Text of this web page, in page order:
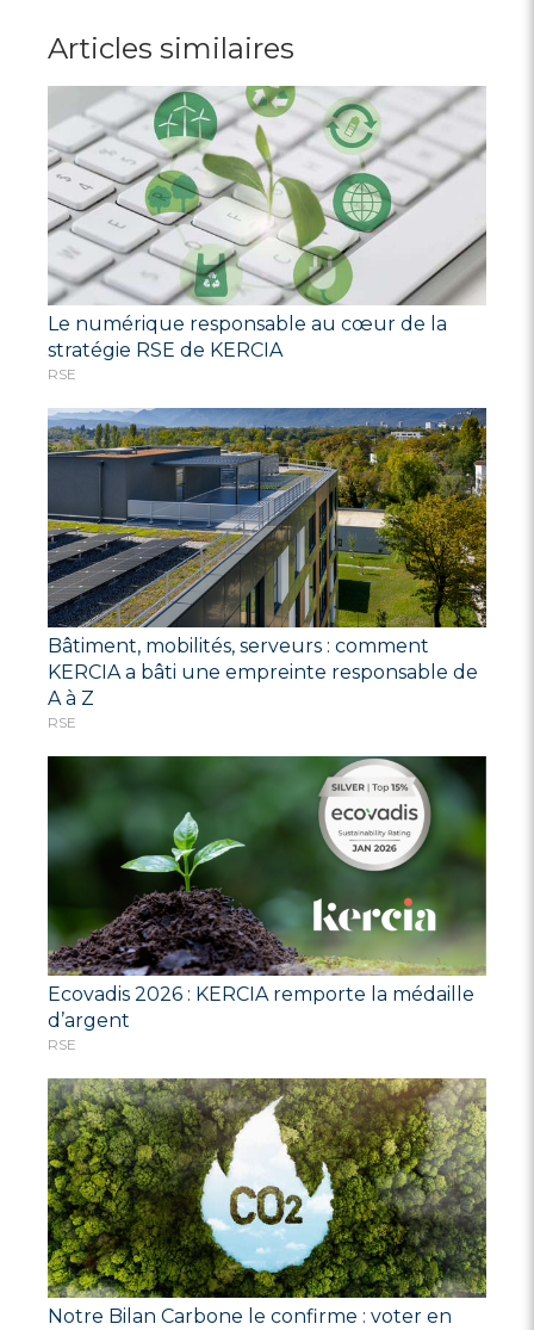
Articles similaires
Le numérique responsable au cœur de la
stratégie RSE de KERCIA
RSE
Bâtiment, mobilités, serveurs : comment
KERCIA a bâti une empreinte responsable de
A à Z
RSE
Ecovadis 2026 : KERCIA remporte la médaille
d’argent
RSE
Notre Bilan Carbone le confirme : voter en